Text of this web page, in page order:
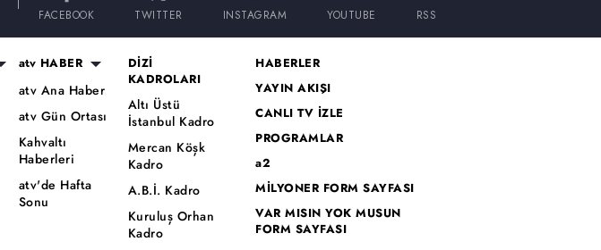
FACEBOOK TWITTER INSTAGRAM YOUTUBE RSS
atv HABER
atv Ana Haber
atv Gün Ortası
Kahvaltı
Haberleri
atv'de Hafta
Sonu
DİZİ
KADROLARI
Altı Üstü
İstanbul Kadro
Mercan Köşk
Kadro
A.B.İ. Kadro
Kuruluş Orhan
Kadro
HABERLER
YAYIN AKIŞI
CANLI TV İZLE
PROGRAMLAR
a2
MİLYONER FORM SAYFASI
VAR MISIN YOK MUSUN
FORM SAYFASI